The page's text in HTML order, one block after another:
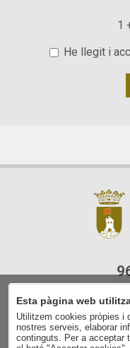
1
He llegit i
Esta pàgina web
Utilitzem cookies pròpies i
nostres serveis, elaborar
continguts. Per a acceptar